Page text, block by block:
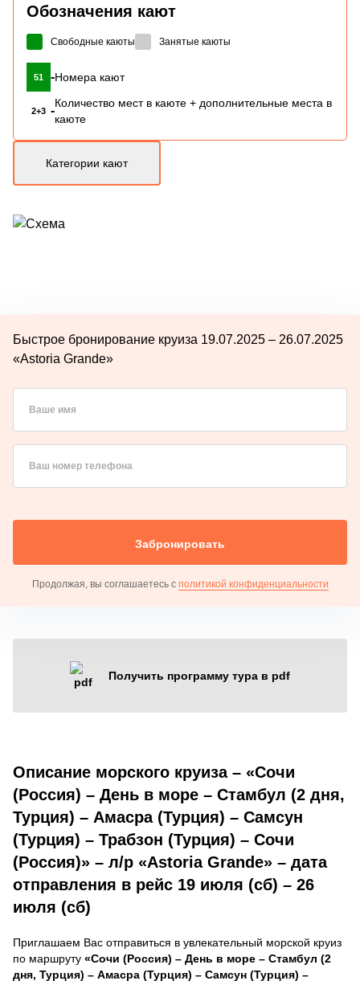
Обозначения кают
Свободные каюты Занятые каюты
51 -Номера кают
2+3 -
Количество мест в каюте + дополнительные места в
каюте
Категории кают
Быстрое бронирование круиза 19.07.2025 – 26.07.2025
«Astoria Grande»
Ваше имя
Ваш номер телефона
Забронировать
Продолжая, вы соглашаетесь с политикой конфиденциальности
Получить программу тура в pdf
Описание морского круиза – «Сочи
(Россия) – День в море – Стамбул (2 дня,
Турция) – Амасра (Турция) – Самсун
(Турция) – Трабзон (Турция) – Сочи
(Россия)» – л/р «Astoria Grande» – дата
отправления в рейс 19 июля (сб) – 26
июля (сб)
Приглашаем Вас отправиться в увлекательный морской круиз
по маршруту «Сочи (Россия) – День в море – Стамбул (2
дня, Турция) – Амасра (Турция) – Самсун (Турция) –